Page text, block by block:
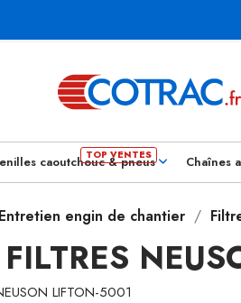
caoutchouc & pneus Chaînes
Entretien engin de chantier
LIFTON-5001